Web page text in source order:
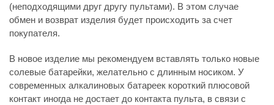
(неподходящими друг другу пультами). В этом случае
обмен и возврат изделия будет происходить за счет
покупателя.
В новое изделие мы рекомендуем вставлять только новые
солевые батарейки, желательно с длинным носиком. У
современных алкалиновых батареек короткий плюсовой
контакт иногда не достает до контакта пульта, в связи с